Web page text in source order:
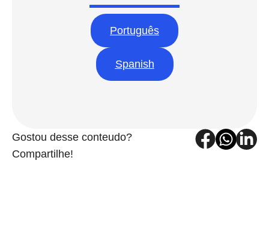
Português
Spanish
Gostou desse conteudo?
Compartilhe!